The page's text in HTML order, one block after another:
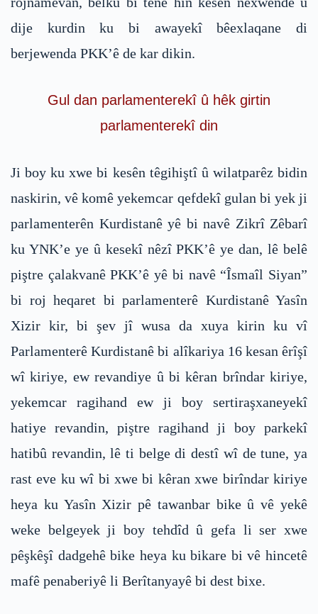
dije kurdin ku bi awayekî bêexlaqane di
berjewenda PKK’ê de kar dikin.
Gul dan parlamenterekî û hêk girtin
parlamenterekî din
Ji boy ku xwe bi kesên têgihiştî û wilatparêz bidin
naskirin, vê komê yekemcar qefdekî gulan bi yek ji
parlamenterên Kurdistanê yê bi navê Zikrî Zêbarî
ku YNK’e ye û kesekî nêzî PKK’ê ye dan, lê belê
piştre çalakvanê PKK’ê yê bi navê “Îsmaîl Siyan”
bi roj heqaret bi parlamenterê Kurdistanê Yasîn
Xizir kir, bi şev jî wusa da xuya kirin ku vî
Parlamenterê Kurdistanê bi alîkariya 16 kesan êrîşî
wî kiriye, ew revandiye û bi kêran brîndar kiriye,
yekemcar ragihand ew ji boy sertiraşxaneyekî
hatiye revandin, piştre ragihand ji boy parkekî
hatibû revandin, lê ti belge di destî wî de tune, ya
rast eve ku wî bi xwe bi kêran xwe birîndar kiriye
heya ku Yasîn Xizir pê tawanbar bike û vê yekê
weke belgeyek ji boy tehdîd û gefa li ser xwe
pêşkêşî dadgehê bike heya ku bikare bi vê hincetê
mafê penaberiyê li Berîtanyayê bi dest bixe.